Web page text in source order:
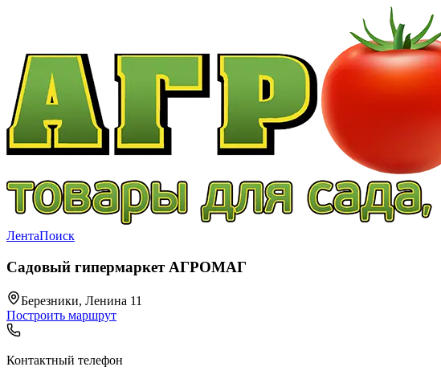
ЛентаПоиск
Садовый гипермаркет АГРОМАГ
Березники, Ленина 11
Построить маршрут
Контактный телефон